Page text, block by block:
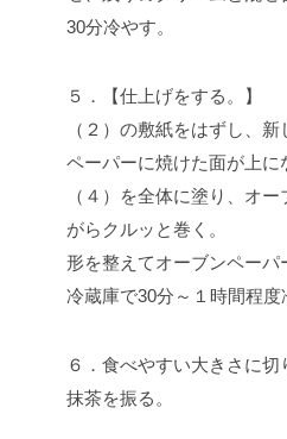
30分冷やす。
５．【仕上げをする。】
（２）の敷紙をはずし、
ペーパーに焼けた面が上に
（４）を全体に塗り、オ
がらクルッと巻く。
形を整えてオーブンペーパ
冷蔵庫で30分～１時間程度
６．食べやすい大きさに
抹茶を振る。